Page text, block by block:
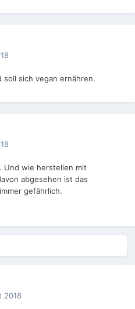
soll sich vegan ernähren.
Und wie herstellen mit
abgesehen ist das
gefährlich.
2018